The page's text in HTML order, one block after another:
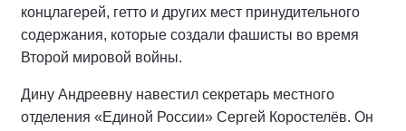
концлагерей, гетто и других мест принудительного
содержания, которые создали фашисты во время
Второй мировой войны.
Дину Андреевну навестил секретарь местного
отделения «Единой России» Сергей Коростелёв. Он